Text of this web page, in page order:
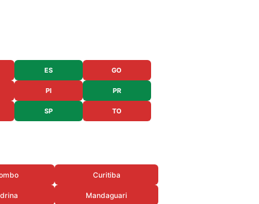
ES GO
PI PR
SP TO
Curitiba
Mandaguari